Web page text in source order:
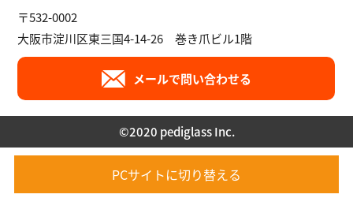
〒532-0002
大阪市淀川区東三国4-14-26 巻き爪ビル1階
メールで問い合わせる
©︎2020 pediglass Inc.
PCサイトに切り替える